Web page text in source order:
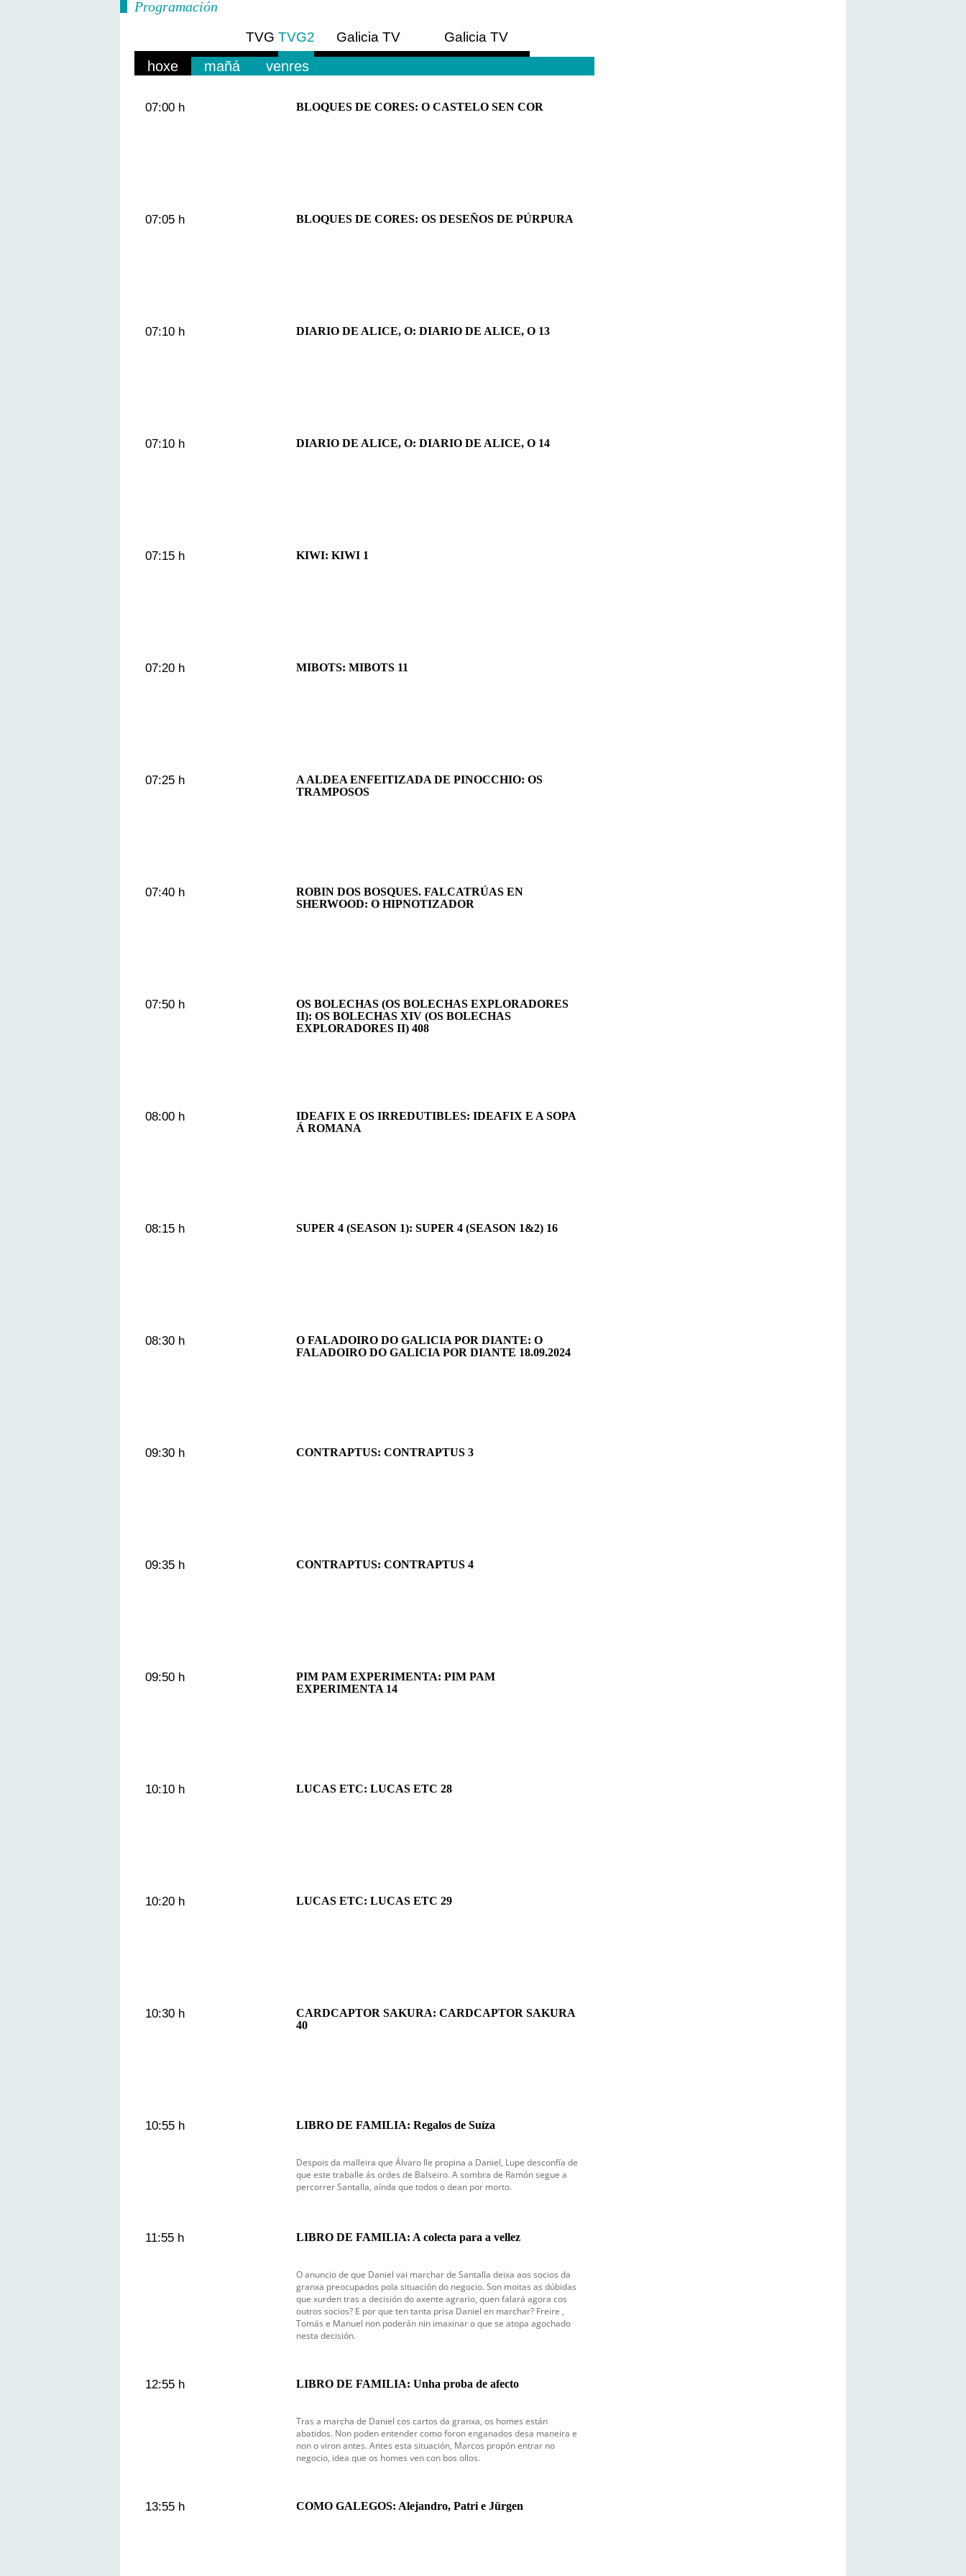
Programación
TVG TVG2
Galicia TV
Galicia TV
hoxe mañá venres
07:00 h BLOQUES DE CORES: O CASTELO SEN COR
07:05 h BLOQUES DE CORES: OS DESEÑOS DE PÚRPURA
07:10 h DIARIO DE ALICE, O: DIARIO DE ALICE, O 13
07:10 h DIARIO DE ALICE, O: DIARIO DE ALICE, O 14
07:15 h KIWI: KIWI 1
07:20 h MIBOTS: MIBOTS 11
07:25 h
A ALDEA ENFEITIZADA DE PINOCCHIO: OS
TRAMPOSOS
07:40 h
ROBIN DOS BOSQUES. FALCATRÚAS EN
SHERWOOD: O HIPNOTIZADOR
07:50 h
OS BOLECHAS (OS BOLECHAS EXPLORADORES
II): OS BOLECHAS XIV (OS BOLECHAS
EXPLORADORES II) 408
08:00 h
IDEAFIX E OS IRREDUTIBLES: IDEAFIX E A SOPA
Á ROMANA
08:15 h SUPER 4 (SEASON 1): SUPER 4 (SEASON 1&2) 16
08:30 h
O FALADOIRO DO GALICIA POR DIANTE: O
FALADOIRO DO GALICIA POR DIANTE 18.09.2024
09:30 h CONTRAPTUS: CONTRAPTUS 3
09:35 h CONTRAPTUS: CONTRAPTUS 4
09:50 h
PIM PAM EXPERIMENTA: PIM PAM
EXPERIMENTA 14
10:10 h LUCAS ETC: LUCAS ETC 28
10:20 h LUCAS ETC: LUCAS ETC 29
10:30 h
CARDCAPTOR SAKURA: CARDCAPTOR SAKURA
40
10:55 h LIBRO DE FAMILIA: Regalos de Suíza
Despois da malleira que Álvaro lle propina a Daniel, Lupe desconfía de
que este traballe ás ordes de Balseiro. A sombra de Ramón segue a
percorrer Santalla, aínda que todos o dean por morto.
11:55 h LIBRO DE FAMILIA: A colecta para a vellez
O anuncio de que Daniel vai marchar de Santalla deixa aos socios da
granxa preocupados pola situación do negocio. Son moitas as dúbidas
que xurden tras a decisión do axente agrario, quen falará agora cos
outros socios? E por que ten tanta prisa Daniel en marchar? Freire ,
Tomás e Manuel non poderán nin imaxinar o que se atopa agochado
nesta decisión.
12:55 h LIBRO DE FAMILIA: Unha proba de afecto
Tras a marcha de Daniel cos cartos da granxa, os homes están
abatidos. Non poden entender como foron enganados desa maneira e
non o viron antes. Antes esta situación, Marcos propón entrar no
negocio, idea que os homes ven con bos ollos.
13:55 h COMO GALEGOS: Alejandro, Patri e Jürgen